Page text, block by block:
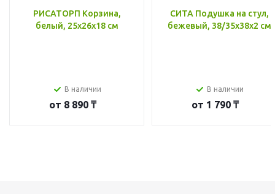
РИСАТОРП Корзина,
белый, 25x26x18 см
В наличии
от 8 890 ₸
СИТА Подушка на стул,
бежевый, 38/35x38x2 см
В наличии
от 1 790 ₸